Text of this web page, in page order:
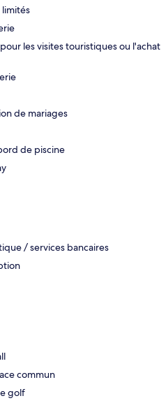
limités
les visites touristiques ou l'achat
de mariages
de piscine
/ services bancaires
commun
golf